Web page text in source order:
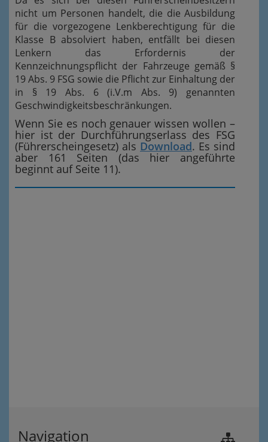
nicht um Personen handelt, die die Ausbildung
für die vorgezogene Lenkberechtigung für die
Klasse B absolviert haben, entfällt bei diesen
Lenkern das Erfordernis der
Kennzeichnungspflicht der Fahrzeuge gemäß §
19 Abs. 9 FSG sowie die Pflicht zur Einhaltung der
in § 19 Abs. 6 (i.V.m Abs. 9) genannten
Geschwindigkeitsbeschränkungen.
Wenn Sie es noch genauer wissen wollen –
hier ist der Durchführungserlass des FSG
(Führerscheingesetz) als Download. Es sind
aber 161 Seiten (das hier angeführte
beginnt auf Seite 11).
Navigation